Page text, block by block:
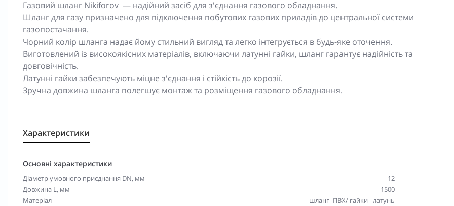
Газовий шланг Nikiforov — надійний засіб для з'єднання газового обладнання.
Шланг для газу призначено для підключення побутових газових приладів до центральної системи
газопостачання.
Чорний колір шланга надає йому стильний вигляд та легко інтегрується в будь-яке оточення.
Виготовлений із високоякісних матеріалів, включаючи латунні гайки, шланг гарантує надійність та
довговічність.
Латунні гайки забезпечують міцне з'єднання і стійкість до корозії.
Зручна довжина шланга полегшує монтаж та розміщення газового обладнання.
Характеристики
Основні характеристики
Діаметр умовного приєднання DN, мм
12
Довжина L, мм
1500
Матеріал
шланг -ПВХ/ гайки - латунь